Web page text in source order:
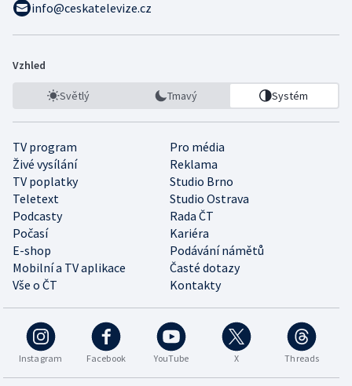
info@ceskatelevize.cz
Vzhled
Světlý Tmavý Systém
TV program
Pro média
Živé vysílání
Reklama
TV poplatky
Studio Brno
Teletext
Studio Ostrava
Podcasty
Rada ČT
Počasí
Kariéra
E-shop
Podávání námětů
Mobilní a TV aplikace
Časté dotazy
Vše o ČT
Kontakty
Instagram Facebook YouTube X Threads